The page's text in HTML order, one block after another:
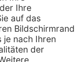
& Kritik